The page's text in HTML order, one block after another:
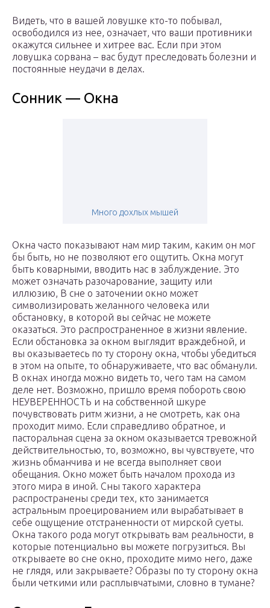
Видеть, что в вашей ловушке кто-то побывал,
освободился из нее, означает, что ваши противники
окажутся сильнее и хитрее вас. Если при этом
ловушка сорвана – вас будут преследовать болезни и
постоянные неудачи в делах.
Сонник — Окна
Много дохлых мышей
Окна часто показывают нам мир таким, каким он мог
бы быть, но не позволяют его ощутить. Окна могут
быть коварными, вводить нас в заблуждение. Это
может означать разочарование, защиту или
иллюзию, В сне о заточении окно может
символизировать желанного человека или
обстановку, в которой вы сейчас не можете
оказаться. Это распространенное в жизни явление.
Если обстановка за окном выглядит враждебной, и
вы оказываетесь по ту сторону окна, чтобы убедиться
в этом на опыте, то обнаруживаете, что вас обманули.
В окнах иногда можно видеть то, чего там на самом
деле нет. Возможно, пришло время побороть свою
НЕУВЕРЕННОСТЬ и на собственной шкуре
почувствовать ритм жизни, а не смотреть, как она
проходит мимо. Если справедливо обратное, и
пасторальная сцена за окном оказывается тревожной
действительностью, то, возможно, вы чувствуете, что
жизнь обманчива и не всегда выполняет свои
обещания. Окно может быть началом прохода из
этого мира в иной. Сны такого характера
распространены среди тех, кто занимается
астральным проецированием или вырабатывает в
себе ощущение отстраненности от мирской суеты.
Окна такого рода могут открывать вам реальности, в
которые потенциально вы можете погрузиться. Вы
открываете во сне окно, проходите мимо него, даже
не глядя, или закрываете? Образы по ту сторону окна
были четкими или расплывчатыми, словно в тумане?